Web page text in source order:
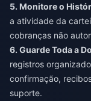
5. Monitore o
a atividade da
cobranças não
6. Guarde Toda a
registros
confirmação,
suporte.